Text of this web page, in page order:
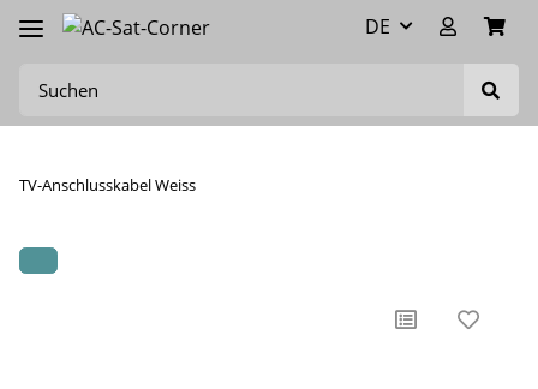
DE
TV-Anschlusskabel Weiss